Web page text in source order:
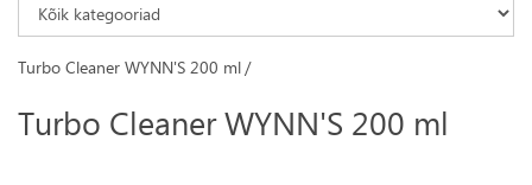
Turbo Cleaner WYNN'S 200 ml/
Turbo Cleaner WYNN'S 200 ml